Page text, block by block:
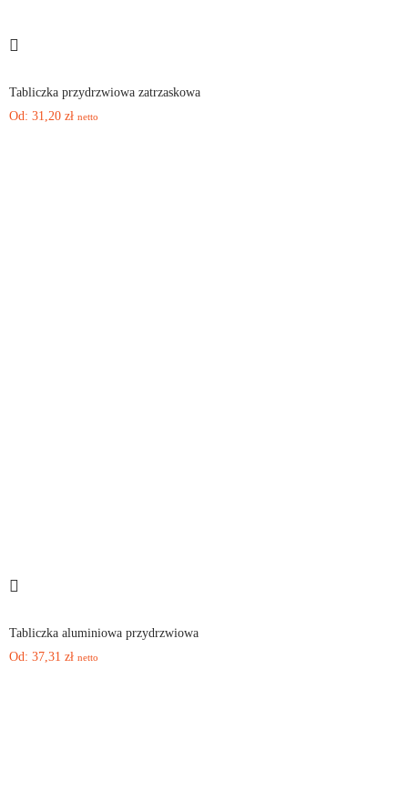
Tabliczka przydrzwiowa zatrzaskowa
Od: 31,20 zł netto
Tabliczka aluminiowa przydrzwiowa
Od: 37,31 zł netto